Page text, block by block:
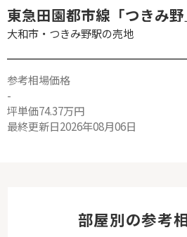
東急田園都市線「つきみ
大和市・つきみ野駅の売地
参考相場価格
-
坪単価74.37万円
最終更新日2026年08月06日
部屋別の参考